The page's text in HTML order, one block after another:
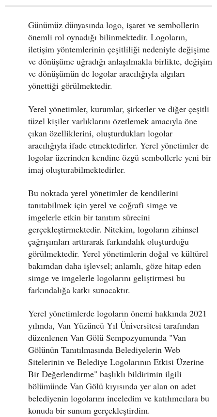
Günümüz dünyasında logo, işaret ve sembollerin
önemli rol oynadığı bilinmektedir. Logoların,
iletişim yöntemlerinin çeşitliliği nedeniyle değişime
ve dönüşüme uğradığı anlaşılmakla birlikte, değişim
ve dönüşümün de logolar aracılığıyla algıları
yönettiği görülmektedir.
Yerel yönetimler, kurumlar, şirketler ve diğer çeşitli
tüzel kişiler varlıklarını özetlemek amacıyla öne
çıkan özelliklerini, oluşturdukları logolar
aracılığıyla ifade etmektedirler. Yerel yönetimler de
logolar üzerinden kendine özgü sembollerle yeni bir
imaj oluşturabilmektedirler.
Bu noktada yerel yönetimler de kendilerini
tanıtabilmek için yerel ve coğrafi simge ve
imgelerle etkin bir tanıtım sürecini
gerçekleştirmektedir. Nitekim, logoların zihinsel
çağrışımları arttırarak farkındalık oluşturduğu
görülmektedir. Yerel yönetimlerin doğal ve kültürel
bakımdan daha işlevsel; anlamlı, göze hitap eden
simge ve imgelerle logolarını geliştirmesi bu
farkındalığa katkı sunacaktır.
Yerel yönetimlerde logoların önemi hakkında 2021
yılında, Van Yüzüncü Yıl Üniversitesi tarafından
düzenlenen Van Gölü Sempozyumunda "Van
Gölünün Tanıtılmasında Belediyelerin Web
Sitelerinin ve Belediye Logolarının Etkisi Üzerine
Bir Değerlendirme" başlıklı bildirimin ilgili
bölümünde Van Gölü kıyısında yer alan on adet
belediyenin logolarını inceledim ve katılımcılara bu
konuda bir sunum gerçekleştirdim.